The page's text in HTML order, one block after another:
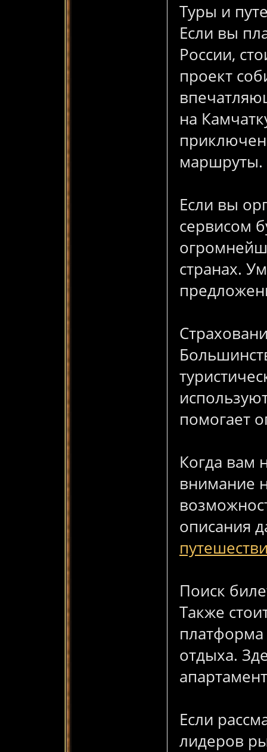
Туры и
Если вы
России,
проект
на
маршруты.
Если вы
сервисом
странах.
помогает
Когда вам
внимание
описания
Поиск
Также
платформа
отдыха.
Если
лидеров